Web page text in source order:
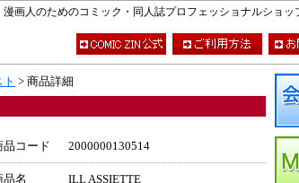
漫画人のためのコミック・同人誌プロフェッショナルショッ
> 商品詳細
品コード 2000000130514
品名 ILL ASSIETTE